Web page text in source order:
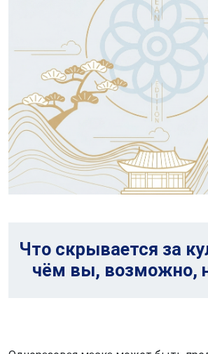
Что скрывается за
чём вы, возможно,